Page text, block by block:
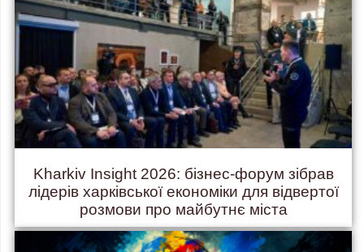
Kharkiv Insight 2026: бізнес-форум зібрав
лідерів харківської економіки для відвертої
розмови про майбутнє міста